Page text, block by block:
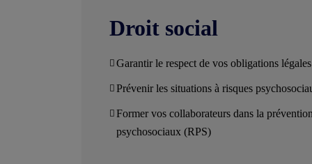
Droit social
Garantir le respect de vos obligations
Prévenir les situations à risques
Former vos collaborateurs dans la
psychosociaux (RPS)